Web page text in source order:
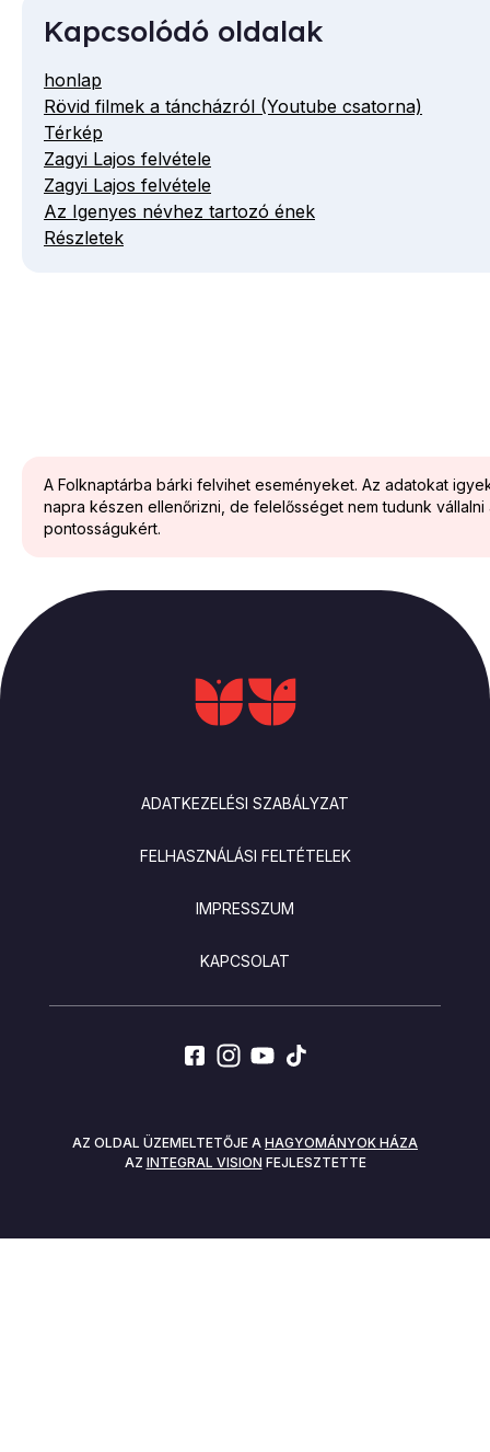
A Folknaptárba bárki felvihet eseményeket. Az adatokat
napra készen ellenőrizni, de felelősséget nem tudunk vállalni
pontosságukért.
Kapcsolódó oldalak
honlap
Rövid filmek a táncházról (Youtube csatorna)
Térkép
Zagyi Lajos felvétele
Zagyi Lajos felvétele
Az Igenyes névhez tartozó ének
Részletek
ADATKEZELÉSI SZABÁLYZAT
FELHASZNÁLÁSI FELTÉTELEK
IMPRESSZUM
KAPCSOLAT
SOCIALS
AZ OLDAL ÜZEMELTETŐJE A HAGYOMÁNYOK HÁZA
AZ INTEGRAL VISION FEJLESZTETTE